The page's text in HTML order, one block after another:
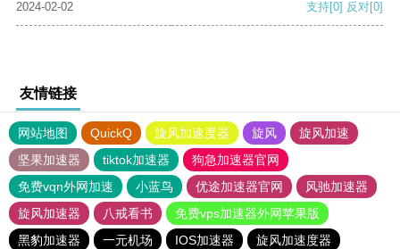
2024-02-02
支持[0] 反对[0]
友情链接
网站地图 QuickQ 旋风加速度器 旋风
旋风加速
坚果加速器
tiktok加速器
狗急加速器官网
免费vqn外网加速
小蓝鸟 优途加速器官网
风驰加速器
旋风加速器
八戒看书
免费vps加速器外网苹果版
黑豹加速器
一元机场 IOS加速器
旋风加速度器